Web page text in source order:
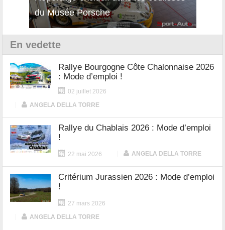
du Musée Porsche
12Cilindri Manuale
En vedette
Rallye Bourgogne Côte Chalonnaise 2026
: Mode d’emploi !
02 juillet 2026
ANGELA DELLA TORRE
Rallye du Chablais 2026 : Mode d’emploi
!
22 mai 2026 ANGELA DELLA TORRE
Critérium Jurassien 2026 : Mode d’emploi
!
27 mars 2026
ANGELA DELLA TORRE